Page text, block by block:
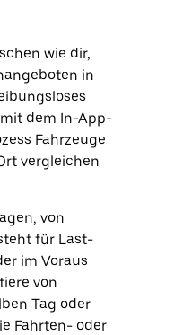
wie dir,
in
dem In-App-
Fahrzeuge
vergleichen
von
für Last-
im Voraus
von
Tag oder
Fahrten- oder